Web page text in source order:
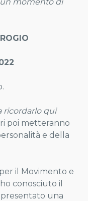
ricordarlo qui
poi metteranno
e della
il Movimento e
conosciuto il
presentato una